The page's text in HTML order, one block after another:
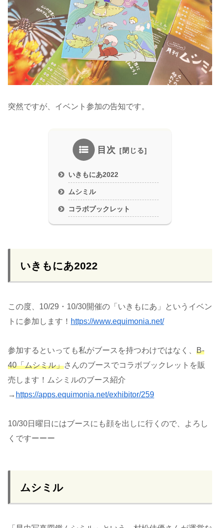
突然ですが、イベント参加の告知です。
目次
いきもにあ2022
ムシミル
コラボブックレット
いきもにあ2022
この度、10/29・10/30開催の「いきもにあ」というイベン
トに参加します！ https://www.equimonia.net/
参加するといっても私がブースを持つわけではなく、 B-
40「ムシミル」さんのブースでコラボブックレットを販
売します！ムシミルのブース紹介
→ https://apps.equimonia.net/exhibitor/259
10/30日曜日にはブースにも顔を出しに行くので、よろし
くですーーー
ムシミル